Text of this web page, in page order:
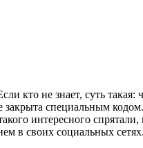
кто не знает, суть такая:
закрыта специальным
интересного спрятали,
в своих социальных сетях.